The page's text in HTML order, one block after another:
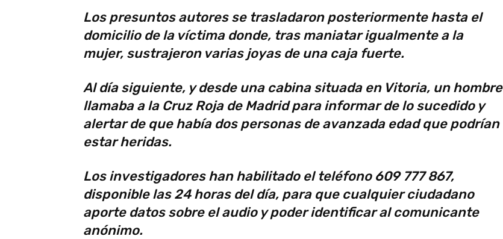
Los presuntos autores se trasladaron posteriormente hasta el
domicilio de la víctima donde, tras maniatar igualmente a la
mujer, sustrajeron varias joyas de una caja fuerte.
Al día siguiente, y desde una cabina situada en Vitoria, un hombre
llamaba a la Cruz Roja de Madrid para informar de lo sucedido y
alertar de que había dos personas de avanzada edad que podrían
estar heridas.
Los investigadores han habilitado el teléfono 609 777 867,
disponible las 24 horas del día, para que cualquier ciudadano
aporte datos sobre el audio y poder identificar al comunicante
anónimo.